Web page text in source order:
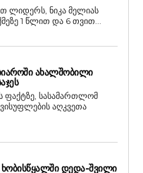
ლიდერს, ნიკა მელიას
1 წლით და 6 თვით...
ᲐᲮᲐᲚᲨᲝᲑᲘᲚᲘ
ფაქტზე, სასამართლომ
აღკვეთა
ᲮᲝᲑᲘᲡᲬᲧᲐᲚᲨᲘ ᲓᲔᲓᲐ-ᲨᲕᲘᲚᲘ